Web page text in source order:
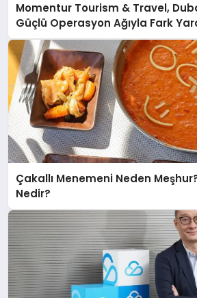
Momentur Tourism & Travel,
Güçlü Operasyon Ağıyla Fark
Çakallı Menemeni Neden
Nedir?